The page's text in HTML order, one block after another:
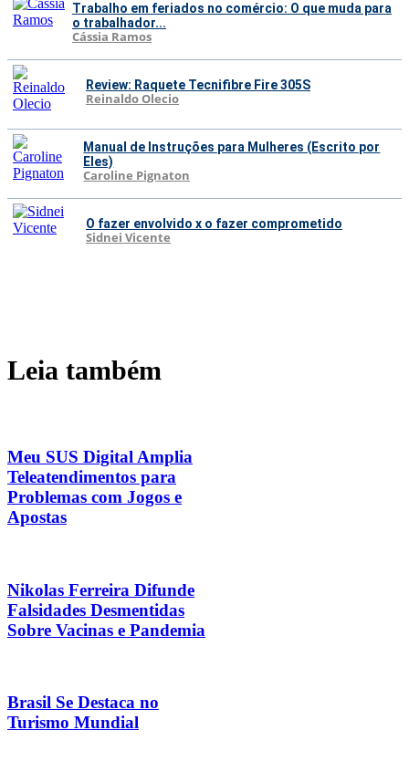
Trabalho em feriados no comércio: O que muda para
o trabalhador...
Cássia Ramos
Review: Raquete Tecnifibre Fire 305S
Reinaldo Olecio
Manual de Instruções para Mulheres (Escrito por
Eles)
Caroline Pignaton
O fazer envolvido x o fazer comprometido
Sidnei Vicente
Leia também
Meu SUS Digital Amplia
Teleatendimentos para
Problemas com Jogos e
Apostas
Nikolas Ferreira Difunde
Falsidades Desmentidas
Sobre Vacinas e Pandemia
Brasil Se Destaca no
Turismo Mundial